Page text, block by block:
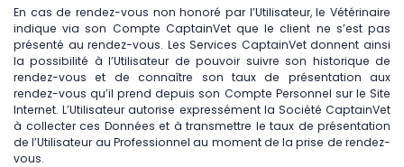
En cas de rendez-vous non honoré par l’Utilisateur, le Vétérinaire
indique via son Compte CaptainVet que le client ne s’est pas
présenté au rendez-vous. Les Services CaptainVet donnent ainsi
la possibilité à l’Utilisateur de pouvoir suivre son historique de
rendez-vous et de connaître son taux de présentation aux
rendez-vous qu’il prend depuis son Compte Personnel sur le Site
Internet. L’Utilisateur autorise expressément la Société CaptainVet
à collecter ces Données et à transmettre le taux de présentation
de l’Utilisateur au Professionnel au moment de la prise de rendez-
vous.